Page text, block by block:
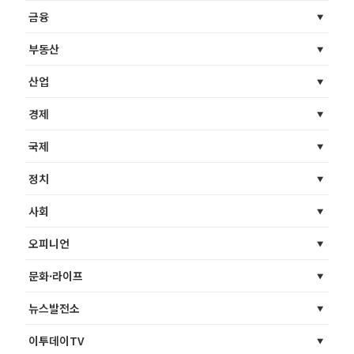
금융
부동산
산업
경제
국제
정치
사회
오피니언
문화·라이프
뉴스발전소
이투데이TV